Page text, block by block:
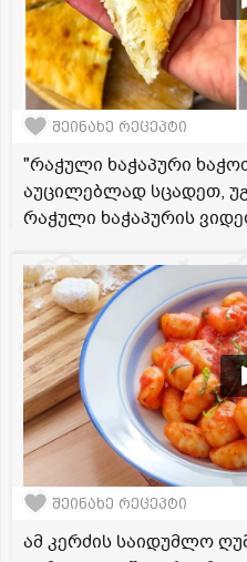
შეინახე რეცეპტი
"რაჭული ხაჭაპური
აუცილებლად სცადეთ,
რაჭული ხაჭაპურის
შეინახე რეცეპტი
ამ კერძის საიდუმლო